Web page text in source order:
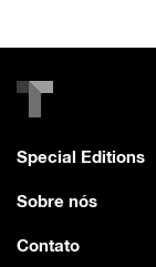
Special Editions
Sobre nós
Contato